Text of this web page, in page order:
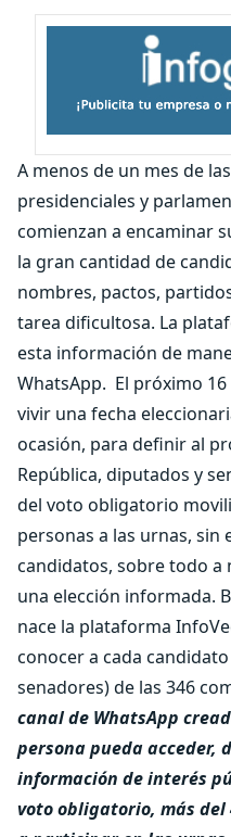
A menos de un mes de
presidenciales y
comienzan a encaminar
la gran cantidad de
nombres, pactos,
tarea dificultosa. La
esta información de
WhatsApp. El próximo
vivir una fecha
ocasión, para definir al
República, diputados y
del voto obligatorio
personas a las urnas,
candidatos, sobre todo
una elección informada.
nace la plataforma
conocer a cada
senadores) de las 346
canal de WhatsApp
persona pueda acceder,
información de interés
voto obligatorio, más del